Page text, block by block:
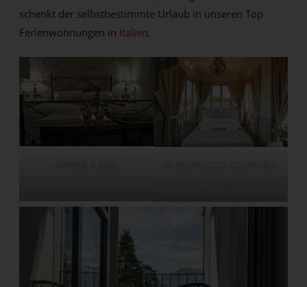
schenkt der selbstbestimmte Urlaub in unseren Top
Ferienwohnungen in Italien.